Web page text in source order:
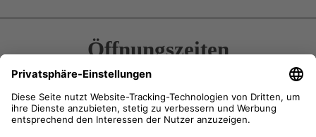
Öffnungszeiten
Kontakt
Anfahrt
Anfrage